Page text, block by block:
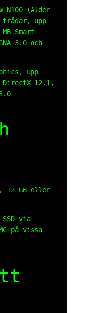
N100 (Alder
trådar, upp
Smart
3.0 och
upp
12.1,
12 GB eller
SSD via
på vissa